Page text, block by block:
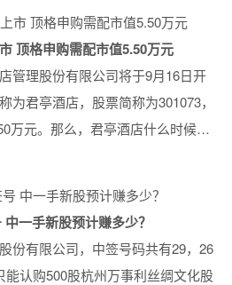
顶格申购需配市值5.50万元
管理股份有限公司将于9月16日开
为君亭酒店，股票简称为301073，
万元。那么，君亭酒店什么时候…
一手新股预计赚多少？
份有限公司，中签号码共有29，26
能认购500股杭州万事利丝绸文化股